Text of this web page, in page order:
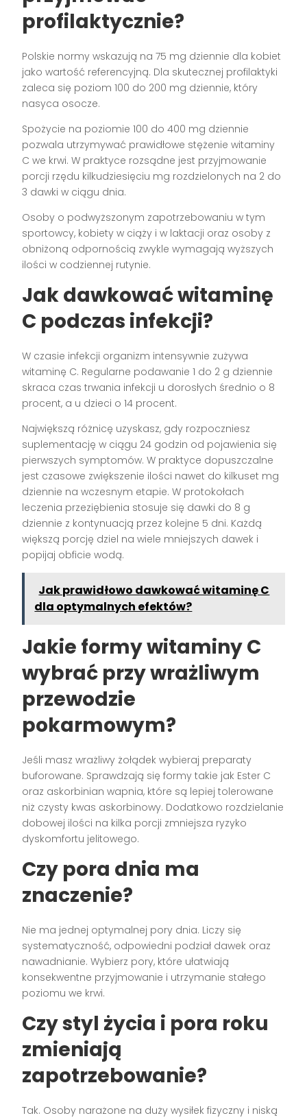
profilaktycznie?
Polskie normy wskazują na 75 mg dziennie dla kobiet
jako wartość referencyjną. Dla skutecznej profilaktyki
zaleca się poziom 100 do 200 mg dziennie, który
nasyca osocze.
Spożycie na poziomie 100 do 400 mg dziennie
pozwala utrzymywać prawidłowe stężenie witaminy
C we krwi. W praktyce rozsądne jest przyjmowanie
porcji rzędu kilkudziesięciu mg rozdzielonych na 2 do
3 dawki w ciągu dnia.
Osoby o podwyższonym zapotrzebowaniu w tym
sportowcy, kobiety w ciąży i w laktacji oraz osoby z
obniżoną odpornością zwykle wymagają wyższych
ilości w codziennej rutynie.
Jak dawkować witaminę
C podczas infekcji?
W czasie infekcji organizm intensywnie zużywa
witaminę C. Regularne podawanie 1 do 2 g dziennie
skraca czas trwania infekcji u dorosłych średnio o 8
procent, a u dzieci o 14 procent.
Największą różnicę uzyskasz, gdy rozpoczniesz
suplementację w ciągu 24 godzin od pojawienia się
pierwszych symptomów. W praktyce dopuszczalne
jest czasowe zwiększenie ilości nawet do kilkuset mg
dziennie na wczesnym etapie. W protokołach
leczenia przeziębienia stosuje się dawki do 8 g
dziennie z kontynuacją przez kolejne 5 dni. Każdą
większą porcję dziel na wiele mniejszych dawek i
popijaj obficie wodą.
Jak prawidłowo dawkować witaminę C
dla optymalnych efektów?
Jakie formy witaminy C
wybrać przy wrażliwym
przewodzie
pokarmowym?
Jeśli masz wrażliwy żołądek wybieraj preparaty
buforowane. Sprawdzają się formy takie jak Ester C
oraz askorbinian wapnia, które są lepiej tolerowane
niż czysty kwas askorbinowy. Dodatkowo rozdzielanie
dobowej ilości na kilka porcji zmniejsza ryzyko
dyskomfortu jelitowego.
Czy pora dnia ma
znaczenie?
Nie ma jednej optymalnej pory dnia. Liczy się
systematyczność, odpowiedni podział dawek oraz
nawadnianie. Wybierz pory, które ułatwiają
konsekwentne przyjmowanie i utrzymanie stałego
poziomu we krwi.
Czy styl życia i pora roku
zmieniają
zapotrzebowanie?
Tak. Osoby narażone na duży wysiłek fizyczny i niską